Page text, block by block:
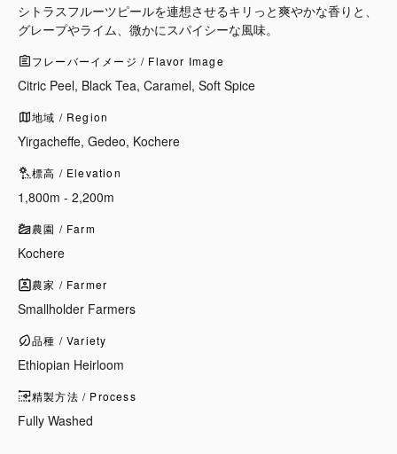
シトラスフルーツピールを連想させるキリっと爽やかな香りと、
グレープやライム、微かにスパイシーな風味。
フレーバーイメージ / Flavor Image
Citric Peel, Black Tea, Caramel, Soft Spice
地域 / Region
Yirgacheffe, Gedeo, Kochere
標高 / Elevation
1,800m - 2,200m
農園 / Farm
Kochere
農家 / Farmer
Smallholder Farmers
品種 / Variety
Ethiopian Heirloom
精製方法 / Process
Fully Washed